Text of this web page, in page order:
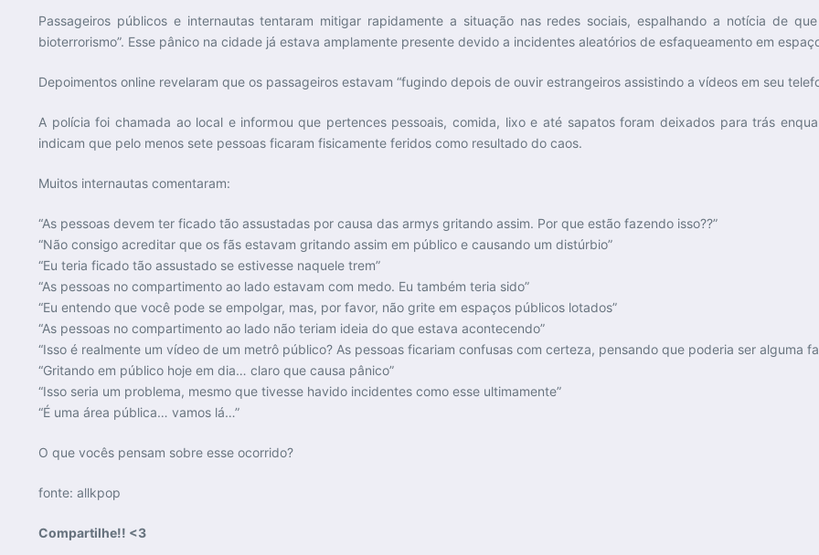
Passageiros públicos e internautas tentaram mitigar rapidamente a situação nas redes sociais, espalhando a notícia de
bioterrorismo”. Esse pânico na cidade já estava amplamente presente devido a incidentes aleatórios de esfaqueamento em
Depoimentos online revelaram que os passageiros estavam “fugindo depois de ouvir estrangeiros assistindo a vídeos em seu
A polícia foi chamada ao local e informou que pertences pessoais, comida, lixo e até sapatos foram deixados para trás
indicam que pelo menos sete pessoas ficaram fisicamente feridos como resultado do caos.
Muitos internautas comentaram:
“As pessoas devem ter ficado tão assustadas por causa das armys gritando assim. Por que estão fazendo isso??”
“Não consigo acreditar que os fãs estavam gritando assim em público e causando um distúrbio”
“Eu teria ficado tão assustado se estivesse naquele trem”
“As pessoas no compartimento ao lado estavam com medo. Eu também teria sido”
“Eu entendo que você pode se empolgar, mas, por favor, não grite em espaços públicos lotados”
“As pessoas no compartimento ao lado não teriam ideia do que estava acontecendo”
“Isso é realmente um vídeo de um metrô público? As pessoas ficariam confusas com certeza, pensando que poderia ser alguma
“Gritando em público hoje em dia… claro que causa pânico”
“Isso seria um problema, mesmo que tivesse havido incidentes como esse ultimamente”
“É uma área pública… vamos lá…”
O que vocês pensam sobre esse ocorrido?
fonte: allkpop
Compartilhe!! <3